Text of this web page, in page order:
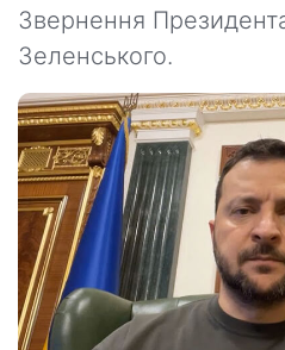
Звернення
Зеленського.